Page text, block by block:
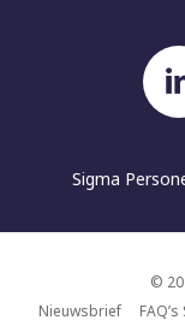
Sigma
©
Nieuwsbrief